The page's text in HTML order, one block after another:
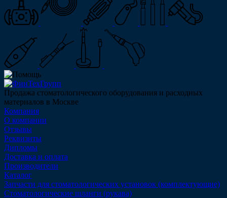
Продажа стоматологического оборудования и расходных
материалов в Москве
Компания
О компании
Отзывы
Реквизиты
Дипломы
Доставка и оплата
Производители
Каталог
Запчасти для стоматологических установок (комплектующие)
Стоматологические шланги (рукава)